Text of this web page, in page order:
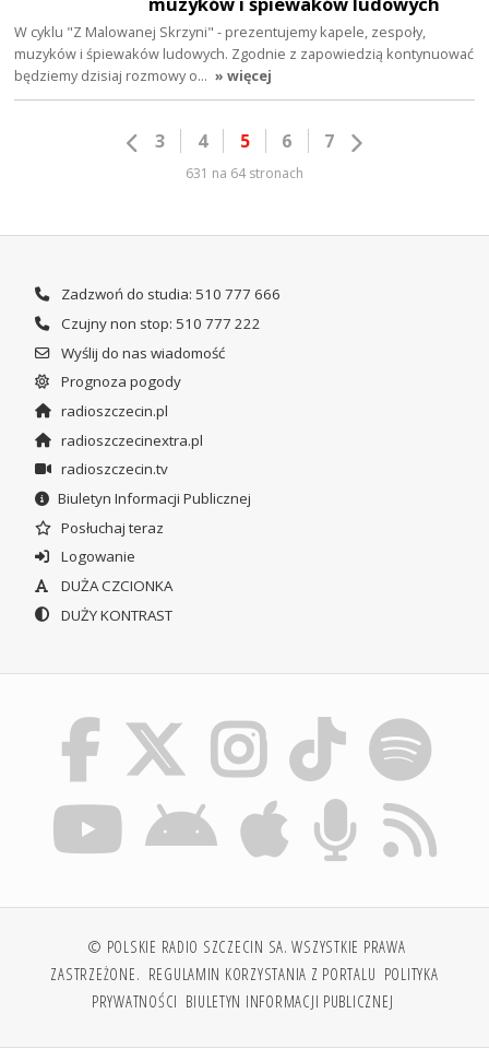
W cyklu "Z Malowanej Skrzyni" - prezentujemy kapele, zespoły,
muzyków i śpiewaków ludowych. Zgodnie z zapowiedzią kontynuować
będziemy dzisiaj rozmowy o… » więcej
3 4 5 6 7
631 na 64 stronach
Zadzwoń do studia: 510 777 666
Czujny non stop: 510 777 222
Wyślij do nas wiadomość
Prognoza pogody
radioszczecin.pl
radioszczecinextra.pl
radioszczecin.tv
Biuletyn Informacji Publicznej
Posłuchaj teraz
Logowanie
DUŻA CZCIONKA
DUŻY KONTRAST
© POLSKIE RADIO SZCZECIN SA. WSZYSTKIE PRAWA
ZASTRZEŻONE. REGULAMIN KORZYSTANIA Z PORTALU POLITYKA
PRYWATNOŚCI BIULETYN INFORMACJI PUBLICZNEJ